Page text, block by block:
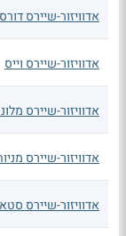
אדוויזור-שיירס
אדוויזור-שיירס וייס
אדוויזור-שיירס
אדוויזור-שיירס
אדוויזור-שיירס